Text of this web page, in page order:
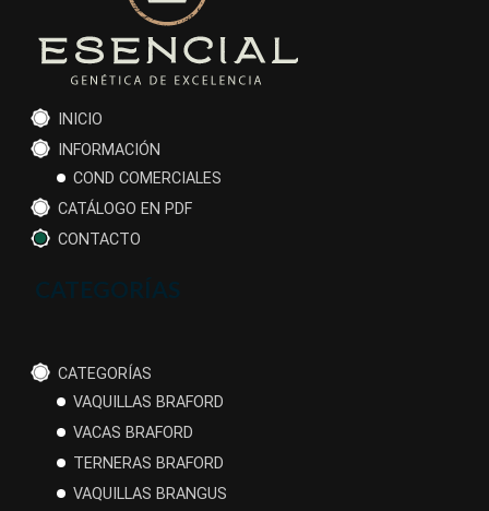
INICIO
INFORMACIÓN
COND COMERCIALES
CATÁLOGO EN PDF
CONTACTO
CATEGORÍAS
CATEGORÍAS
VAQUILLAS BRAFORD
VACAS BRAFORD
TERNERAS BRAFORD
VAQUILLAS BRANGUS